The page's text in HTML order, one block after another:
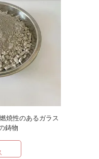
焼性のあるガラス
鋳物